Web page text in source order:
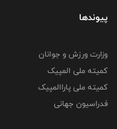
پیوندها
وزارت ورزش و جوانان
کمیته ملی المپیک
کمیته ملی پاراالمپیک
فدراسیون جهانی